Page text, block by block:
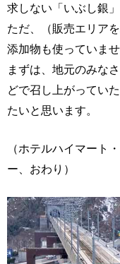
求しない「いぶし銀」
ただ、（販売エリア
添加物も使っていませ
まずは、地元のみな
どで召し上がってい
たいと思います。
（ホテルハイマート
ー、おわり）